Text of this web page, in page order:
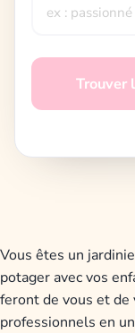
Trouver
Vous êtes un
potager avec vos
feront de vous et
professionnels en